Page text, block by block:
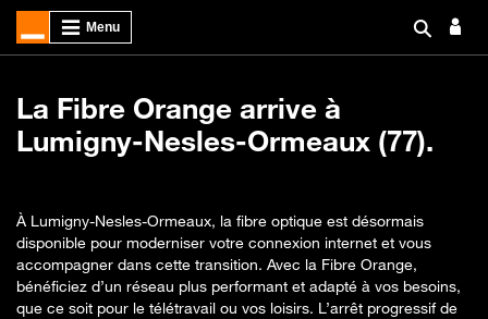
La Fibre Orange arrive à
Lumigny-Nesles-Ormeaux (77).
À Lumigny-Nesles-Ormeaux, la fibre optique est désormais
disponible pour moderniser votre connexion internet et vous
accompagner dans cette transition. Avec la Fibre Orange,
bénéficiez d’un réseau plus performant et adapté à vos besoins,
que ce soit pour le télétravail ou vos loisirs. L’arrêt progressif de